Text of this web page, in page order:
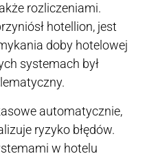
rozliczeniami.
hotellion, jest
doby hotelowej
systemach był
automatycznie,
ryzyko błędów.
w hotelu